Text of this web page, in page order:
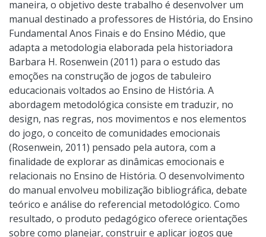
maneira, o objetivo deste trabalho é desenvolver um
manual destinado a professores de História, do Ensino
Fundamental Anos Finais e do Ensino Médio, que
adapta a metodologia elaborada pela historiadora
Barbara H. Rosenwein (2011) para o estudo das
emoções na construção de jogos de tabuleiro
educacionais voltados ao Ensino de História. A
abordagem metodológica consiste em traduzir, no
design, nas regras, nos movimentos e nos elementos
do jogo, o conceito de comunidades emocionais
(Rosenwein, 2011) pensado pela autora, com a
finalidade de explorar as dinâmicas emocionais e
relacionais no Ensino de História. O desenvolvimento
do manual envolveu mobilização bibliográfica, debate
teórico e análise do referencial metodológico. Como
resultado, o produto pedagógico oferece orientações
sobre como planejar, construir e aplicar jogos que